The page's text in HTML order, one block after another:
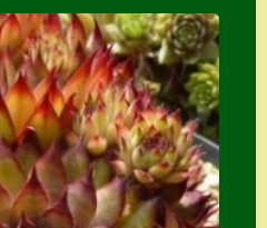
Warenkorb
Warenkorb
Widerrufsbelehru
ng
Zahlung
Zahlungs- &